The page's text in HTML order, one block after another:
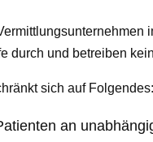
durch und betreiben
sich auf Folgendes:
an